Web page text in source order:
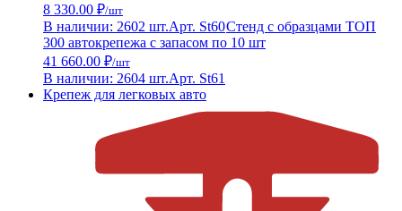
8 330.00 ₽/шт
В наличии: 2602 шт.Арт. St60Стенд с образцами ТОП
300 автокрепежа с запасом по 10 шт
41 660.00 ₽/шт
В наличии: 2604 шт.Арт. St61
Крепеж для легковых авто